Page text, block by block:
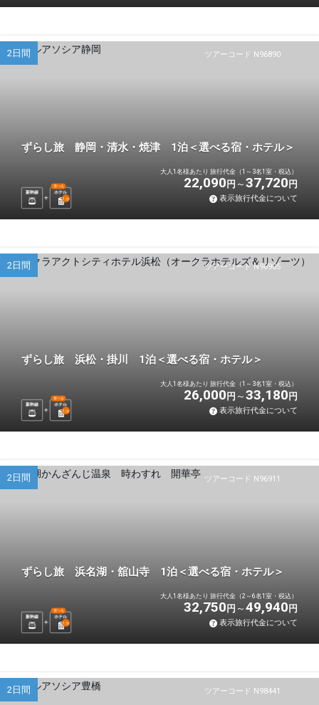
ツアーコード N96890
2日間
ずらし旅 静岡・清水・焼津 1泊＜選べる宿・ホテル＞
新幹線 ホテル
選べる
1 泊
大人1名様あたり 旅行代金（1～3名1室・税込）
22,090 円 37,720 円
表示旅行代金について
ツアーコード N96905
2日間
ずらし旅 浜松・掛川 1泊＜選べる宿・ホテル＞
新幹線 ホテル
選べる
1 泊
大人1名様あたり 旅行代金（1～3名1室・税込）
26,000 円 33,180 円
表示旅行代金について
ツアーコード N96911
2日間
ずらし旅 浜名湖・舘山寺 1泊＜選べる宿・ホテル＞
新幹線 ホテル
選べる
1 泊
大人1名様あたり 旅行代金（2～6名1室・税込）
32,750 円 49,940 円
表示旅行代金について
ツアーコード N98441
2日間